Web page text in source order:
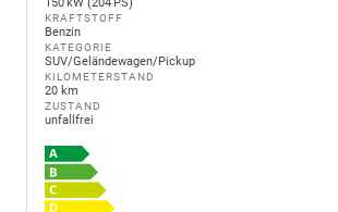
KRAFTSTOFF
Benzin
KATEGORIE
SUV/Geländewagen/Pickup
KILOMETERSTAND
20 km
ZUSTAND
unfallfrei